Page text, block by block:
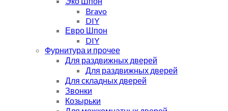
Bravo
DIY
Евро Шпон
DIY
Фурнитура и прочее
Для раздвижных дверей
Для раздвижных дверей
Для складных дверей
Звонки
Козырьки